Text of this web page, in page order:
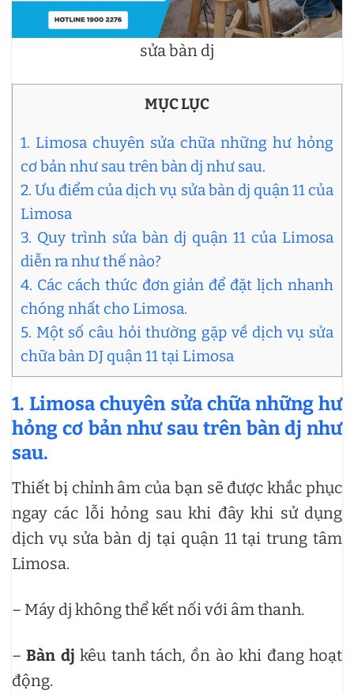
sửa bàn dj
MỤC LỤC
1. Limosa chuyên sửa chữa những hư hỏng
cơ bản như sau trên bàn dj như sau.
2. Ưu điểm của dịch vụ sửa bàn dj quận 11 của
Limosa
3. Quy trình sửa bàn dj quận 11 của Limosa
diễn ra như thế nào?
4. Các cách thức đơn giản để đặt lịch nhanh
chóng nhất cho Limosa.
5. Một số câu hỏi thường gặp về dịch vụ sửa
chữa bàn DJ quận 11 tại Limosa
1. Limosa chuyên sửa chữa những hư
hỏng cơ bản như sau trên bàn dj như
sau.
Thiết bị chỉnh âm của bạn sẽ được khắc phục
ngay các lỗi hỏng sau khi đây khi sử dụng
dịch vụ sửa bàn dj tại quận 11 tại trung tâm
Limosa.
– Máy dj không thể kết nối với âm thanh.
–Bàn dj kêu tanh tách, ồn ào khi đang hoạt
động.